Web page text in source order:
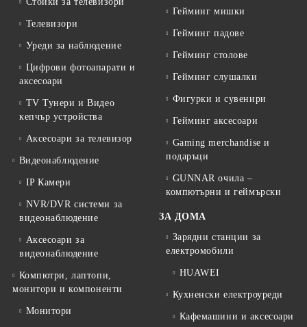
Телевизори
Уреди за наблюдение
Цифрови фотоапарати и
аксесоари
TV Тунери и Видео
кепчър устройства
Аксесоари за телевизор
Видеонаблюдение
IP Камери
NVR/DVR системи за
видеонаблюдение
Аксесоари за
видеонаблюдение
Компютри, лаптопи,
монитори и компоненти
Монитори
Гейминг мишки
Гейминг падове
Гейминг столове
Гейминг слушалки
Фигурки и сувенири
Гейминг аксесоари
Gaming merchandise и
подаръци
GUNNAR очила –
компютърни и геймърски
ЗА ДОМА
Зарядни станции за
електромобили
HUAWEI
Кухненски електроуреди
Кафемашини и аксесоари